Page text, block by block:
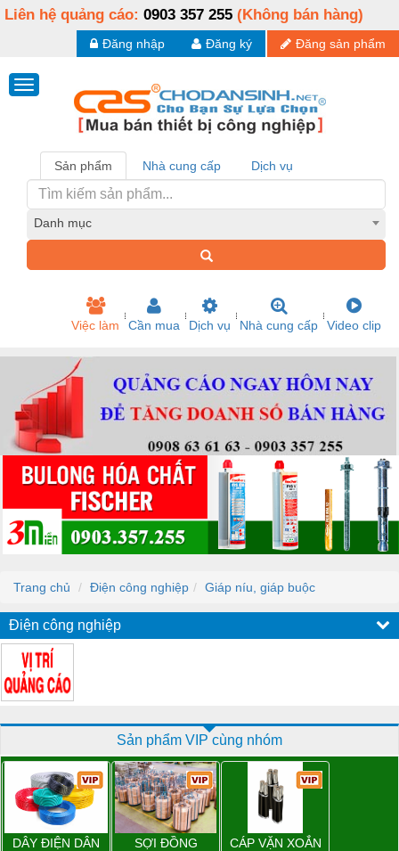
Liên hệ quảng cáo: 0903 357 255 (Không bán hàng)
Đăng sản phẩm
Đăng ký
Đăng nhập
Sản phẩm Nhà cung cấp Dịch vụ
Danh mục
Việc làm Cần mua Dịch vụ Nhà cung cấp Video clip
Trang chủ Điện công nghiệp Giáp níu, giáp buộc
Điện công nghiệp
Sản phẩm VIP cùng nhóm
DÂY ĐIỆN DÂN
SỢI ĐỒNG
CÁP VẶN XOẮN